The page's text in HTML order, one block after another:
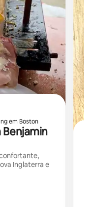
em Boston
Inglaterra e